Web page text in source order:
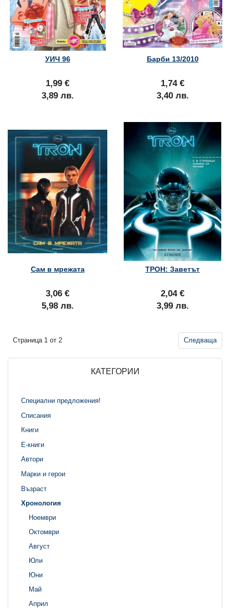
УИЧ 96
1,99 €
3,89 лв.
Барби 13/2010
1,74 €
3,40 лв.
Сам в мрежата
3,06 €
5,98 лв.
ТРОН: Заветът
2,04 €
3,99 лв.
Страница 1 от 2 Следваща
КАТЕГОРИИ
Специални предложения!
Списания
Книги
Е-книги
Автори
Марки и герои
Възраст
Хронология
Ноември
Октомври
Август
Юли
Юни
Май
Април